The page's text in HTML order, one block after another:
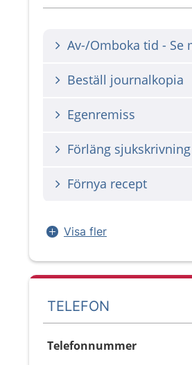
Av-/Omboka tid - Se
Beställ journalkopia
Egenremiss
Förläng sjukskrivning
Förnya recept
Visa fler
TELEFON
Telefonnummer